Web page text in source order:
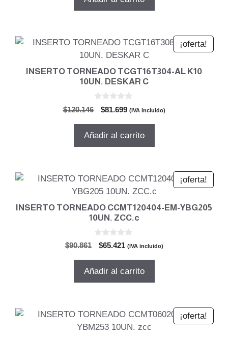
¡oferta!
INSERTO TORNEADO TCGT16T304-AL K10
10UN. DESKAR C
$120.146
El
original
$81.699El
actual
(IVA incluido)
Añadir al carrito
¡oferta!
INSERTO TORNEADO CCMT120404-EM-YBG205
10UN. ZCC.c
$90.861
El
original
$65.421El
actual
(IVA incluido)
Añadir al carrito
¡oferta!